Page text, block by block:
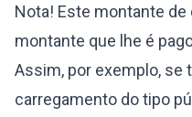
Nota! Este montante
montante que lhe é
Assim, por exemplo, se
carregamento do tipo